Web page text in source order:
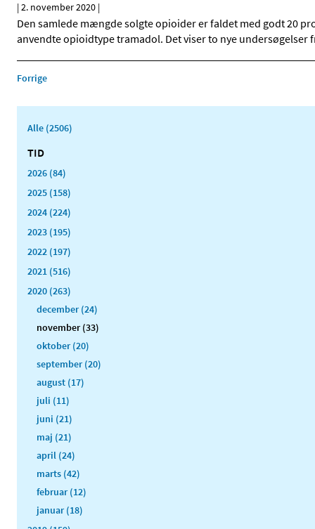
|2. november 2020 |
Den samlede mængde solgte opioider er faldet med godt 20
anvendte opioidtype tramadol. Det viser to nye
Forrige
Alle (2506)
TID
2026 (84)
2025 (158)
2024 (224)
2023 (195)
2022 (197)
2021 (516)
2020 (263)
december (24)
november (33)
oktober (20)
september (20)
august (17)
juli (11)
juni (21)
maj (21)
april (24)
marts (42)
februar (12)
januar (18)